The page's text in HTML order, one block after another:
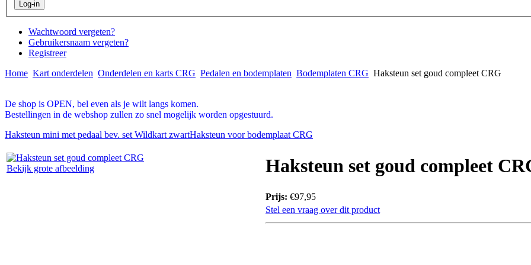
Wachtwoord vergeten?
Gebruikersnaam vergeten?
Registreer
Home Kart onderdelen Onderdelen en karts CRG Pedalen en bodemplaten Bodemplaten CRG Haksteun set goud compleet CRG
De shop is OPEN, bel even als je wilt langs komen.
Bestellingen in de webshop zullen zo snel mogelijk worden opgestuurd.
Haksteun mini met pedaal bev. set Wildkart zwartHaksteun voor bodemplaat CRG
Bekijk grote afbeelding Haksteun set goud compleet
Prijs: €97,95
Stel een vraag over dit product